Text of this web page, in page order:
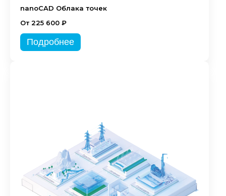
nanoCAD Облака точек
От 225 600 ₽
Подробнее